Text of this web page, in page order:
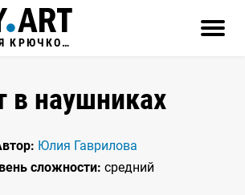
СХЕМЫ ВЯЗАНИЯ КРЮЧКОМ
в наушниках
Юлия Гаврилова
сложности: средний